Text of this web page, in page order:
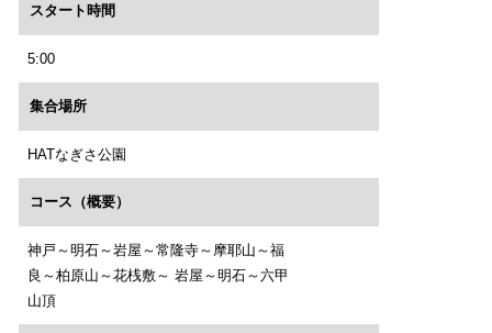
スタート時間
5:00
集合場所
HATなぎさ公園
コース（概要）
神戸～明石～岩屋～常隆寺～摩耶山～福
良～柏原山～花桟敷～ 岩屋～明石～六甲
山頂